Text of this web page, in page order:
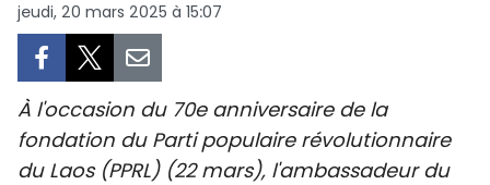
TOURISME
jeudi, 20 mars 2025 à 15:07
À l'occasion du 70e anniversaire de la
fondation du Parti populaire révolutionnaire
du Laos (PPRL) (22 mars), l'ambassadeur du